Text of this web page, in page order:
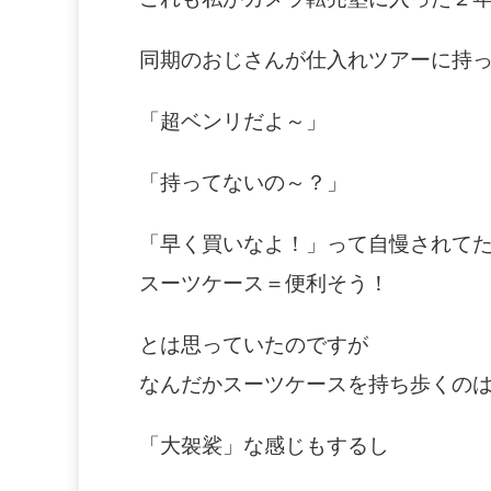
同期のおじさんが仕入れツアーに持
「超ベンリだよ～」
「持ってないの～？」
「早く買いなよ！」って自慢されて
スーツケース＝便利そう！
とは思っていたのですが
なんだかスーツケースを持ち歩くのは
「大袈裟」な感じもするし